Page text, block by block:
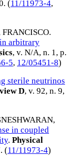
. (11/11973-4,
FRANCISCO.
arbitrary
, v. N/A, n. 1, p.
5, 12/05451-8)
sterile neutrinos
D, v. 92, n. 9,
in coupled
. Physical
. (11/11973-4)